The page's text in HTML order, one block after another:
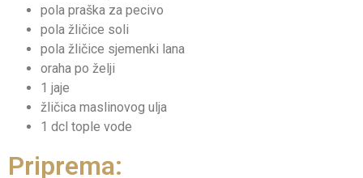
pola praška za pecivo
pola žličice soli
pola žličice sjemenki lana
oraha po želji
1 jaje
žličica maslinovog ulja
1 dcl tople vode
Priprema: